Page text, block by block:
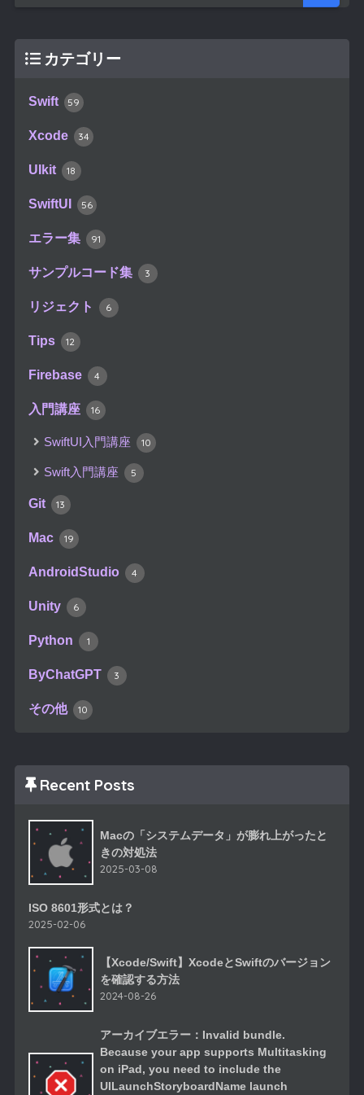
カテゴリー
Swift 59
Xcode 34
UIkit 18
SwiftUI 56
エラー集 91
サンプルコード集 3
リジェクト 6
Tips 12
Firebase 4
入門講座 16
SwiftUI入門講座 10
Swift入門講座 5
Git 13
Mac 19
AndroidStudio 4
Unity 6
Python 1
ByChatGPT 3
その他 10
Recent Posts
Macの「システムデータ」が膨れ上がったと
きの対処法
2025-03-08
ISO 8601形式とは？
2025-02-06
【Xcode/Swift】XcodeとSwiftのバージョン
を確認する方法
2024-08-26
アーカイブエラー：Invalid bundle.
Because your app supports Multitasking
on iPad, you need to include the
UILaunchStoryboardName launch